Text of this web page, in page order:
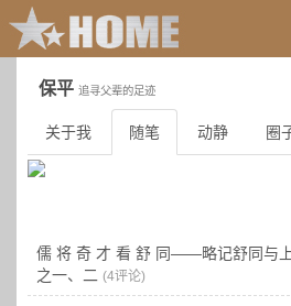
保平 追寻父辈的足迹
关于我 随笔 动静 圈
儒 将 奇 才 看 舒 同——略记舒同与
之一、二 (4评论)